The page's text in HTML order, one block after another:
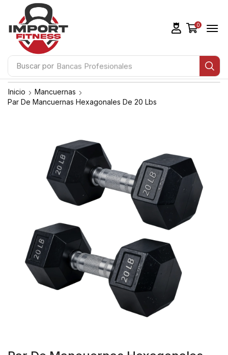
Buscar por Bancas Profesionales
0
Inicio
Mancuernas
Par De Mancuernas Hexagonales De 20 Lbs